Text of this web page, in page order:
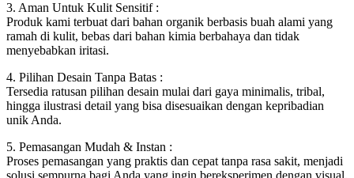
3. Aman Untuk Kulit Sensitif :
Produk kami terbuat dari bahan organik berbasis buah alami yang
ramah di kulit, bebas dari bahan kimia berbahaya dan tidak
menyebabkan iritasi.
4. Pilihan Desain Tanpa Batas :
Tersedia ratusan pilihan desain mulai dari gaya minimalis, tribal,
hingga ilustrasi detail yang bisa disesuaikan dengan kepribadian
unik Anda.
5. Pemasangan Mudah & Instan :
Proses pemasangan yang praktis dan cepat tanpa rasa sakit, menjadi
solusi sempurna bagi Anda yang ingin bereksperimen dengan visual.